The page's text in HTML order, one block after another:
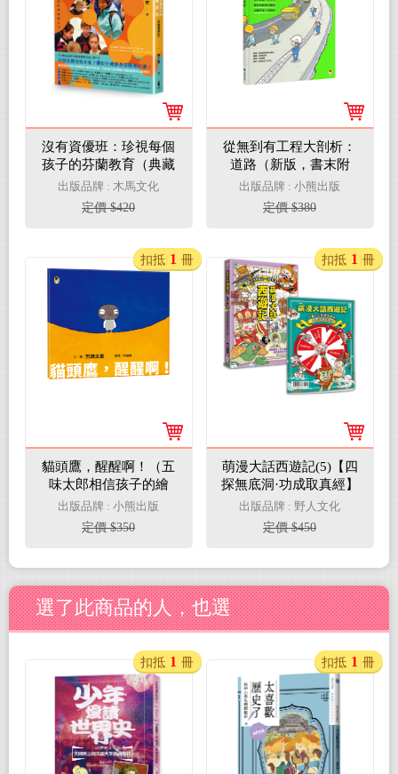
沒有資優班：珍視每個
孩子的芬蘭教育（典藏
增修版）
出版品牌 : 木馬文化
定價 $420
從無到有工程大剖析：
道路（新版，書末附
「召集！小小觀察家集
合」學習單）
出版品牌 : 小熊出版
定價 $380
貓頭鷹，醒醒啊！（五
味太郎相信孩子的繪
本）
出版品牌 : 小熊出版
定價 $350
扣抵 1 冊
萌漫大話西遊記(5)【四
探無底洞·功成取真經】
出版品牌 : 野人文化
定價 $450
扣抵 1 冊
選了此商品的人，也選
扣抵 1 冊 扣抵 1 冊